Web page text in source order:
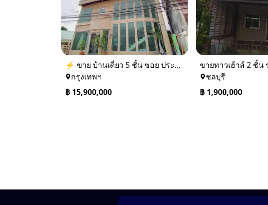
⚡ ขาย บ้านเดี่ยว 5 ชั้น ซอย ประชาชื่น 14 ใกล้ BTS
กรุงเทพฯ
฿ 15,900,000
ชลบุรี
฿ 1,900,000